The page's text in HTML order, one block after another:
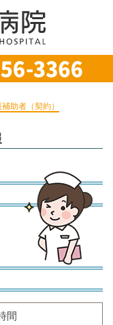
助者（契約）
間